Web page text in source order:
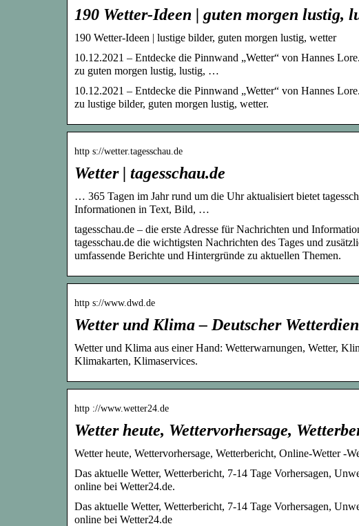
190 Wetter-Ideen | guten morgen lustig,
190 Wetter-Ideen | lustige bilder, guten morgen lustig, wetter
10.12.2021 – Entdecke die Pinnwand „Wetter“ von Hannes
zu guten morgen lustig, lustig, …
10.12.2021 – Entdecke die Pinnwand „Wetter“ von Hannes
zu lustige bilder, guten morgen lustig, wetter.
http s://wetter.tagesschau.de
Wetter | tagesschau.de
… 365 Tagen im Jahr rund um die Uhr aktualisiert bietet
Informationen in Text, Bild, …
tagesschau.de – die erste Adresse für Nachrichten und
tagesschau.de die wichtigsten Nachrichten des Tages und
umfassende Berichte und Hintergründe zu aktuellen Themen.
http s://www.dwd.de
Wetter und Klima – Deutscher
Wetter und Klima aus einer Hand: Wetterwarnungen, Wetter,
Klimakarten, Klimaservices.
http ://www.wetter24.de
Wetter heute, Wettervorhersage,
Wetter heute, Wettervorhersage, Wetterbericht, Online-Wetter -
Das aktuelle Wetter, Wetterbericht, 7-14 Tage Vorhersagen,
online bei Wetter24.de.
Das aktuelle Wetter, Wetterbericht, 7-14 Tage Vorhersagen,
online bei Wetter24.de